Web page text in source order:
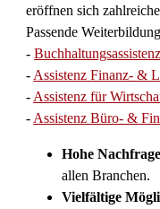
eröffnen sich
Passende
-Buchhaltungsassistenz
- Assistenz Finanz- &
- Assistenz für
- Assistenz Büro- &
Hohe Nachfrage
allen Branchen.
Vielfältige